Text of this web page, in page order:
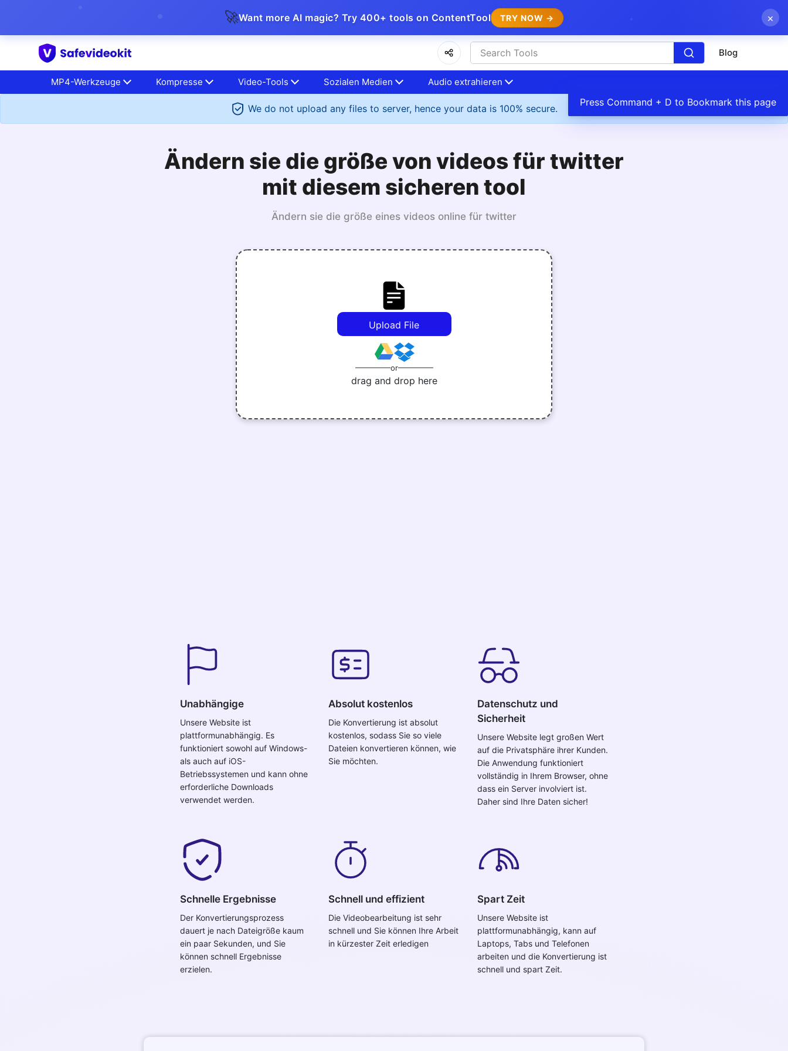
🚀Want more AI magic? Try 400+ tools on ContentTool TRY NOW → ×
Blog
MP4-Werkzeuge Kompresse Video-Tools Sozialen Medien Audio extrahieren
Press Command + D to Bookmark this page
We do not upload any files to server, hence your data is 100% secure.
Ändern sie die größe von videos für twitter
mit diesem sicheren tool
Ändern sie die größe eines videos online für twitter
Upload File
or
drag and drop here
Unabhängige
Unsere Website ist
plattformunabhängig. Es
funktioniert sowohl auf Windows-
als auch auf iOS-
Betriebssystemen und kann ohne
erforderliche Downloads
verwendet werden.
Absolut kostenlos
Die Konvertierung ist absolut
kostenlos, sodass Sie so viele
Dateien konvertieren können, wie
Sie möchten.
Datenschutz und
Sicherheit
Unsere Website legt großen Wert
auf die Privatsphäre ihrer Kunden.
Die Anwendung funktioniert
vollständig in Ihrem Browser, ohne
dass ein Server involviert ist.
Daher sind Ihre Daten sicher!
Schnelle Ergebnisse
Der Konvertierungsprozess
dauert je nach Dateigröße kaum
ein paar Sekunden, und Sie
können schnell Ergebnisse
erzielen.
Schnell und effizient
Die Videobearbeitung ist sehr
schnell und Sie können Ihre Arbeit
in kürzester Zeit erledigen
Spart Zeit
Unsere Website ist
plattformunabhängig, kann auf
Laptops, Tabs und Telefonen
arbeiten und die Konvertierung ist
schnell und spart Zeit.